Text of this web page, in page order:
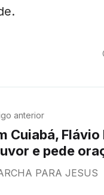
anterior
Flávio Bolsonaro canta
e pede
perder a
PARA JESUS